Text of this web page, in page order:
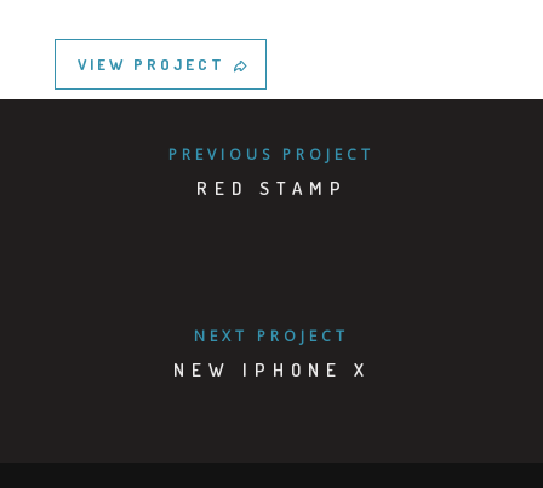
VIEW PROJECT
PREVIOUS PROJECT
RED STAMP
NEXT PROJECT
NEW IPHONE X